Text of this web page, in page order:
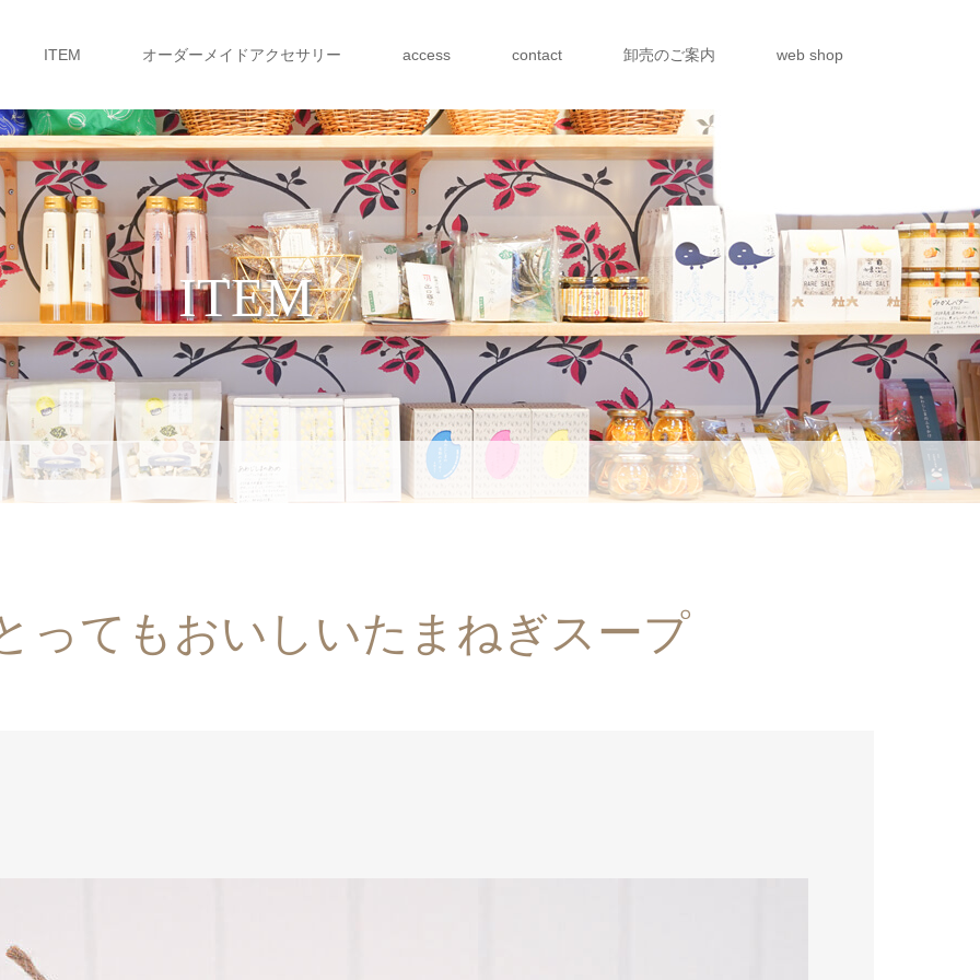
ITEM オーダーメイドアクセサリー access contact 卸売のご案内 web shop
ITEM
ってもおいしいたまねぎスープ